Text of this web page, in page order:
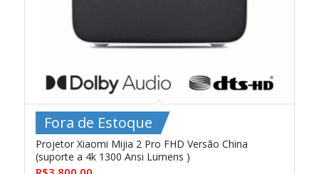
Fora de Estoque
Projetor Xiaomi Mijia 2 Pro FHD Versão China
(suporte a 4k 1300 Ansi Lumens )